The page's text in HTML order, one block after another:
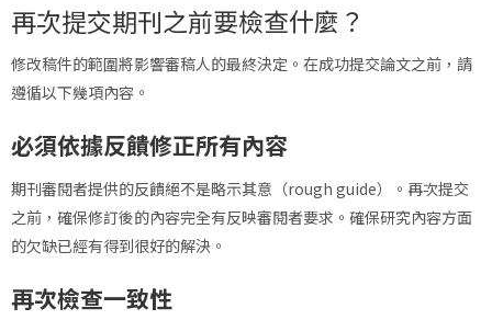
再次提交期刊之前要檢查什麼？
修改稿件的範圍將影響審稿人的最終決定。在成功提交論文之前，請
遵循以下幾項內容。
必須依據反饋修正所有內容
期刊審閱者提供的反饋絕不是略示其意（rough guide）。再次提交
之前，確保修訂後的內容完全有反映審閱者要求。確保研究內容方面
的欠缺已經有得到很好的解決。
再次檢查一致性